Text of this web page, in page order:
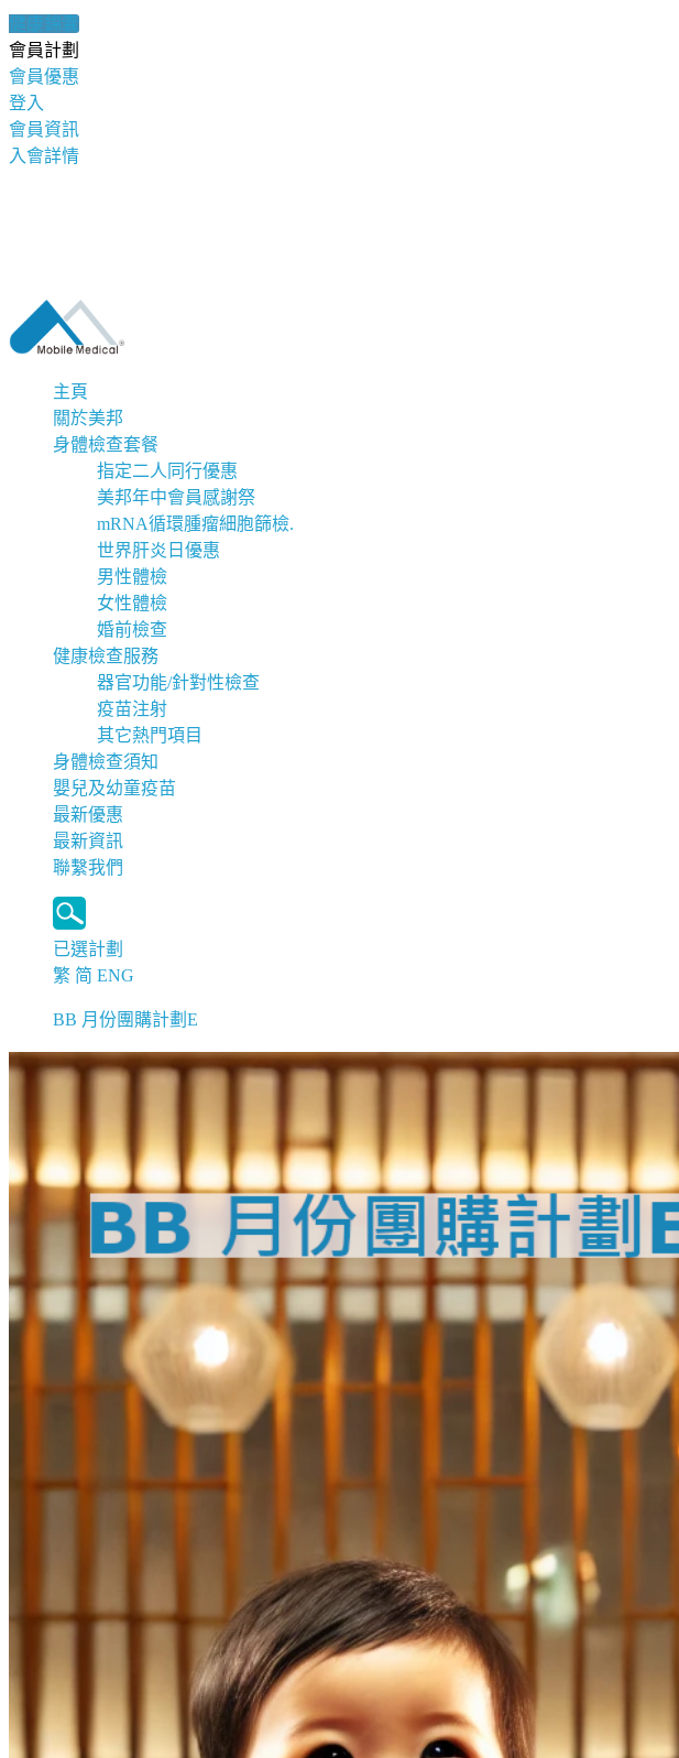
健康錦囊
會員計劃
會員優惠
登入
會員資訊
入會詳情
主頁
關於美邦
身體檢查套餐
指定二人同行優惠
美邦年中會員感謝祭
mRNA循環腫瘤細胞篩檢.
世界肝炎日優惠
男性體檢
女性體檢
婚前檢查
健康檢查服務
器官功能/針對性檢查
疫苗注射
其它熱門項目
身體檢查須知
嬰兒及幼童疫苗
最新優惠
最新資訊
聯繫我們
已選計劃
繁 简 ENG
BB 月份團購計劃E